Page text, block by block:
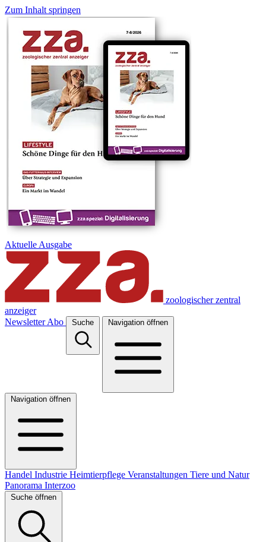
Zum Inhalt springen
Aktuelle Ausgabe
zoologischer zentral
anzeiger
Newsletter Abo Suche Navigation öffnen
Navigation öffnen
Handel Industrie Heimtierpflege Veranstaltungen Tiere und Natur
Panorama Interzoo
Suche öffnen